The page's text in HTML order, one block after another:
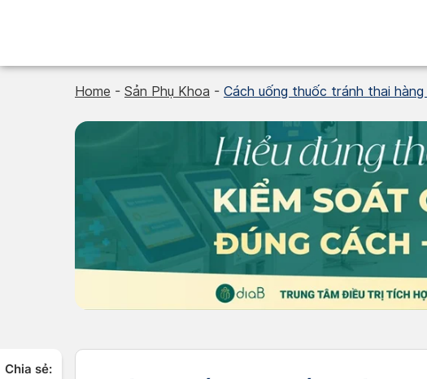
Home - Sản Phụ Khoa - Cách uống thuốc tránh thai hàng
Chia sẻ: